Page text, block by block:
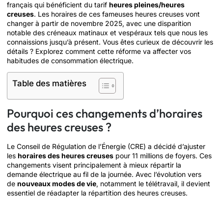
français qui bénéficient du tarif heures pleines/heures
creuses. Les horaires de ces fameuses heures creuses vont
changer à partir de novembre 2025, avec une disparition
notable des créneaux matinaux et vespéraux tels que nous les
connaissions jusqu’à présent. Vous êtes curieux de découvrir les
détails ? Explorez comment cette réforme va affecter vos
habitudes de consommation électrique.
Table des matières
Pourquoi ces changements d’horaires
des heures creuses ?
Le Conseil de Régulation de l’Énergie (CRE) a décidé d’ajuster
les horaires des heures creuses pour 11 millions de foyers. Ces
changements visent principalement à mieux répartir la
demande électrique au fil de la journée. Avec l’évolution vers
de nouveaux modes de vie, notamment le télétravail, il devient
essentiel de réadapter la répartition des heures creuses.